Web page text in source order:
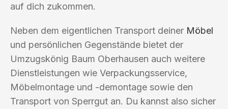
auf dich zukommen.
Neben dem eigentlichen Transport deiner Möbel
und persönlichen Gegenstände bietet der
Umzugskönig Baum Oberhausen auch weitere
Dienstleistungen wie Verpackungsservice,
Möbelmontage und -demontage sowie den
Transport von Sperrgut an. Du kannst also sicher